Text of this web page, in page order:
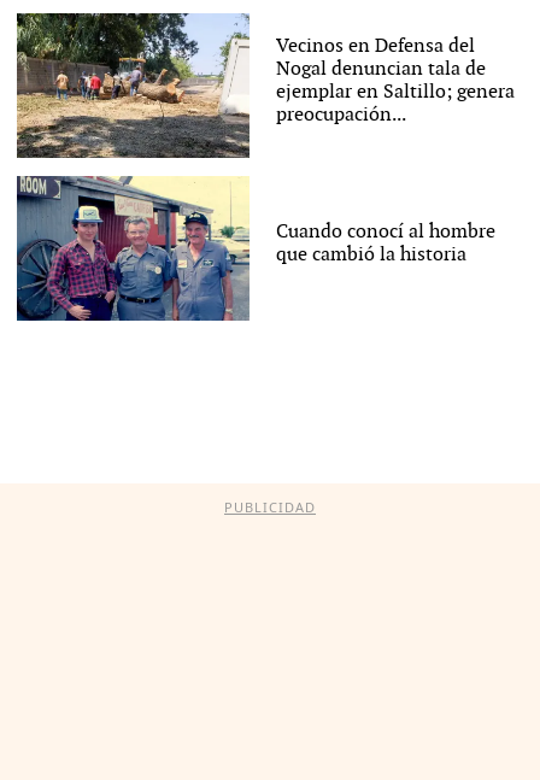
Vecinos en Defensa del
Nogal denuncian tala de
ejemplar en Saltillo; genera
preocupación...
Cuando conocí al hombre
que cambió la historia
PUBLICIDAD